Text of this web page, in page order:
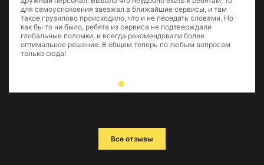
для самоуспокоения заезжал в ближайшие сервисы, и там
такое грузилово происходило, что и не передать словами. Но
как бы то ни было, ребята из сервиса не подтверждали
глобальные поломки, и всегда рекомендовали более
оптимальное решение. В общем теперь по любым вопросам
только сюда!
Все отзывы